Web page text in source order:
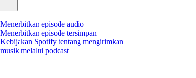
Menerbitkan episode audio
Menerbitkan episode tersimpan
Kebijakan Spotify tentang mengirimkan
musik melalui podcast